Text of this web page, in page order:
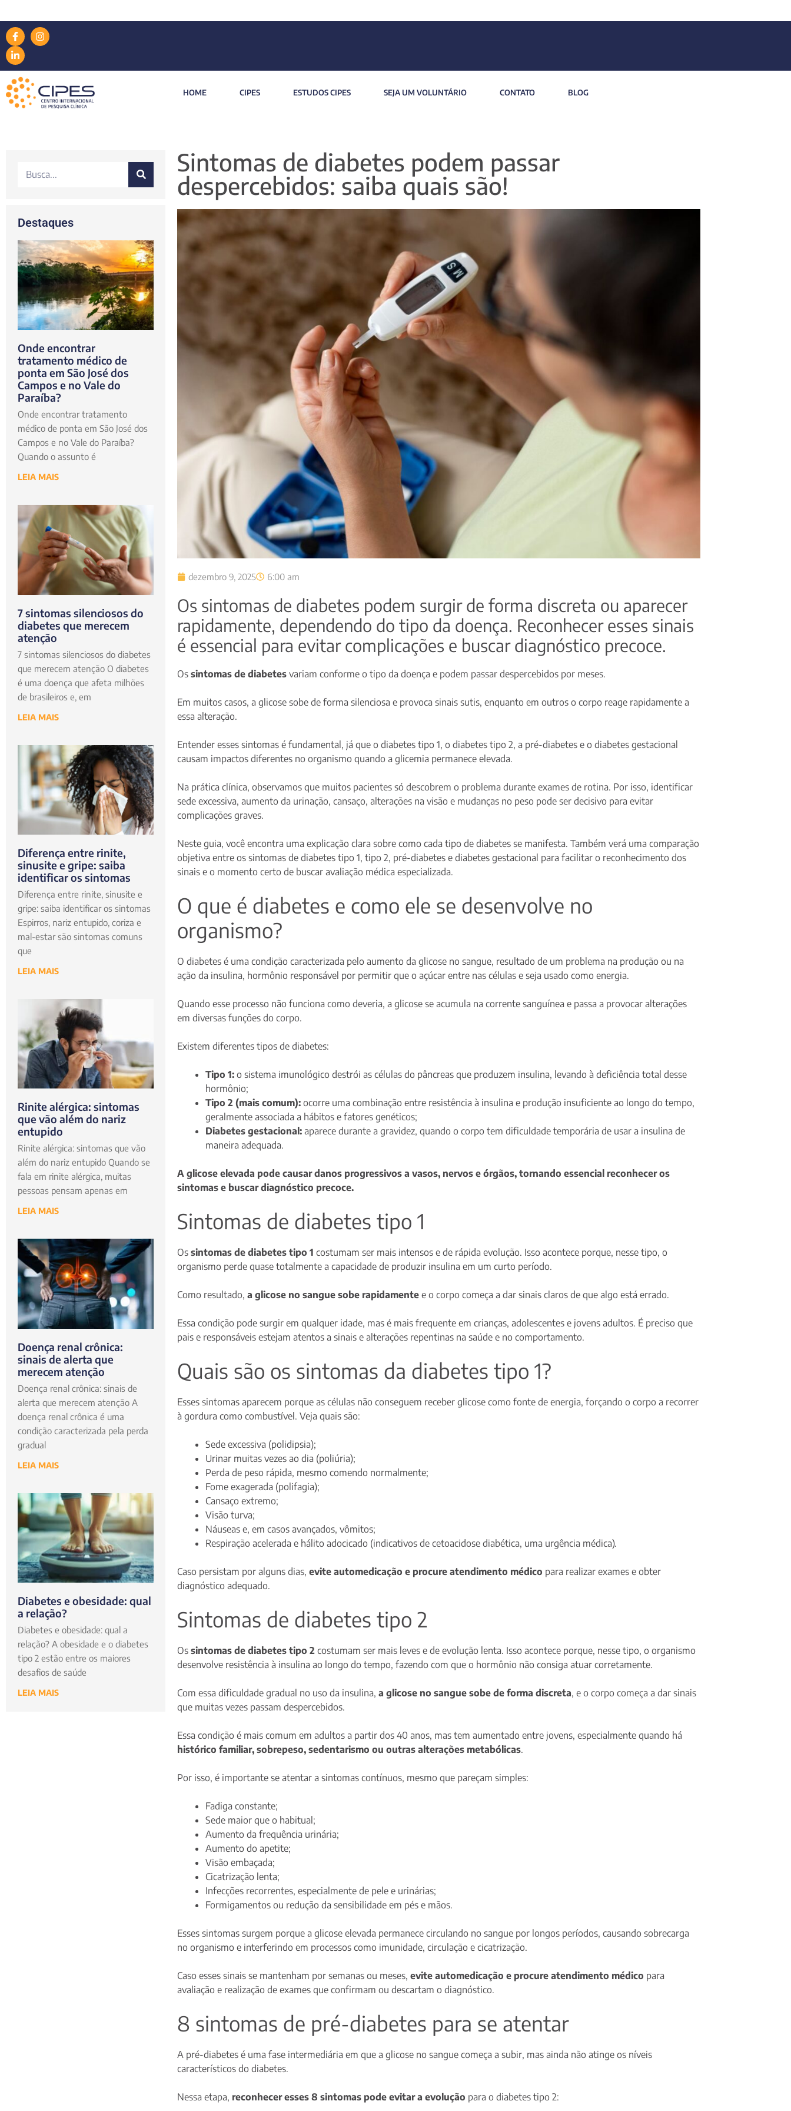
HOME CIPES ESTUDOS CIPES SEJA UM VOLUNTÁRIO CONTATO BLOG
Destaques
Onde encontrar
tratamento médico de
ponta em São José dos
Campos e no Vale do
Paraíba?
Onde encontrar tratamento
médico de ponta em São José dos
Campos e no Vale do Paraíba?
Quando o assunto é
LEIA MAIS
7 sintomas silenciosos do
diabetes que merecem
atenção
7 sintomas silenciosos do diabetes
que merecem atenção O diabetes
é uma doença que afeta milhões
de brasileiros e, em
LEIA MAIS
Diferença entre rinite,
sinusite e gripe: saiba
identificar os sintomas
Diferença entre rinite, sinusite e
gripe: saiba identificar os sintomas
Espirros, nariz entupido, coriza e
mal-estar são sintomas comuns
que
LEIA MAIS
Rinite alérgica: sintomas
que vão além do nariz
entupido
Rinite alérgica: sintomas que vão
além do nariz entupido Quando se
fala em rinite alérgica, muitas
pessoas pensam apenas em
LEIA MAIS
Doença renal crônica:
sinais de alerta que
merecem atenção
Doença renal crônica: sinais de
alerta que merecem atenção A
doença renal crônica é uma
condição caracterizada pela perda
gradual
LEIA MAIS
Diabetes e obesidade: qual
a relação?
Diabetes e obesidade: qual a
relação? A obesidade e o diabetes
tipo 2 estão entre os maiores
desafios de saúde
LEIA MAIS
Sintomas de diabetes podem passar
despercebidos: saiba quais são!
dezembro 9, 2025 6:00 am
Os sintomas de diabetes podem surgir de forma discreta ou aparecer
rapidamente, dependendo do tipo da doença. Reconhecer esses sinais
é essencial para evitar complicações e buscar diagnóstico precoce.
Os sintomas de diabetes variam conforme o tipo da doença e podem passar despercebidos por meses.
Em muitos casos, a glicose sobe de forma silenciosa e provoca sinais sutis, enquanto em outros o corpo reage rapidamente a
essa alteração.
Entender esses sintomas é fundamental, já que o diabetes tipo 1, o diabetes tipo 2, a pré-diabetes e o diabetes gestacional
causam impactos diferentes no organismo quando a glicemia permanece elevada.
Na prática clínica, observamos que muitos pacientes só descobrem o problema durante exames de rotina. Por isso, identificar
sede excessiva, aumento da urinação, cansaço, alterações na visão e mudanças no peso pode ser decisivo para evitar
complicações graves.
Neste guia, você encontra uma explicação clara sobre como cada tipo de diabetes se manifesta. Também verá uma comparação
objetiva entre os sintomas de diabetes tipo 1, tipo 2, pré-diabetes e diabetes gestacional para facilitar o reconhecimento dos
sinais e o momento certo de buscar avaliação médica especializada.
O que é diabetes e como ele se desenvolve no
organismo?
O diabetes é uma condição caracterizada pelo aumento da glicose no sangue, resultado de um problema na produção ou na
ação da insulina, hormônio responsável por permitir que o açúcar entre nas células e seja usado como energia.
Quando esse processo não funciona como deveria, a glicose se acumula na corrente sanguínea e passa a provocar alterações
em diversas funções do corpo.
Existem diferentes tipos de diabetes:
Tipo 1: o sistema imunológico destrói as células do pâncreas que produzem insulina, levando à deficiência total desse
hormônio;
Tipo 2 (mais comum): ocorre uma combinação entre resistência à insulina e produção insuficiente ao longo do tempo,
geralmente associada a hábitos e fatores genéticos;
Diabetes gestacional: aparece durante a gravidez, quando o corpo tem dificuldade temporária de usar a insulina de
maneira adequada.
A glicose elevada pode causar danos progressivos a vasos, nervos e órgãos, tornando essencial reconhecer os
sintomas e buscar diagnóstico precoce.
Sintomas de diabetes tipo 1
Os sintomas de diabetes tipo 1 costumam ser mais intensos e de rápida evolução. Isso acontece porque, nesse tipo, o
organismo perde quase totalmente a capacidade de produzir insulina em um curto período.
Como resultado, a glicose no sangue sobe rapidamente e o corpo começa a dar sinais claros de que algo está errado.
Essa condição pode surgir em qualquer idade, mas é mais frequente em crianças, adolescentes e jovens adultos. É preciso que
pais e responsáveis estejam atentos a sinais e alterações repentinas na saúde e no comportamento.
Quais são os sintomas da diabetes tipo 1?
Esses sintomas aparecem porque as células não conseguem receber glicose como fonte de energia, forçando o corpo a recorrer
à gordura como combustível. Veja quais são:
Sede excessiva (polidipsia);
Urinar muitas vezes ao dia (poliúria);
Perda de peso rápida, mesmo comendo normalmente;
Fome exagerada (polifagia);
Cansaço extremo;
Visão turva;
Náuseas e, em casos avançados, vômitos;
Respiração acelerada e hálito adocicado (indicativos de cetoacidose diabética, uma urgência médica).
Caso persistam por alguns dias, evite automedicação e procure atendimento médico para realizar exames e obter
diagnóstico adequado.
Sintomas de diabetes tipo 2
Os sintomas de diabetes tipo 2 costumam ser mais leves e de evolução lenta. Isso acontece porque, nesse tipo, o organismo
desenvolve resistência à insulina ao longo do tempo, fazendo com que o hormônio não consiga atuar corretamente.
Com essa dificuldade gradual no uso da insulina, a glicose no sangue sobe de forma discreta, e o corpo começa a dar sinais
que muitas vezes passam despercebidos.
Essa condição é mais comum em adultos a partir dos 40 anos, mas tem aumentado entre jovens, especialmente quando há
histórico familiar, sobrepeso, sedentarismo ou outras alterações metabólicas.
Por isso, é importante se atentar a sintomas contínuos, mesmo que pareçam simples:
Fadiga constante;
Sede maior que o habitual;
Aumento da frequência urinária;
Aumento do apetite;
Visão embaçada;
Cicatrização lenta;
Infecções recorrentes, especialmente de pele e urinárias;
Formigamentos ou redução da sensibilidade em pés e mãos.
Esses sintomas surgem porque a glicose elevada permanece circulando no sangue por longos períodos, causando sobrecarga
no organismo e interferindo em processos como imunidade, circulação e cicatrização.
Caso esses sinais se mantenham por semanas ou meses, evite automedicação e procure atendimento médico para
avaliação e realização de exames que confirmam ou descartam o diagnóstico.
8 sintomas de pré-diabetes para se atentar
A pré-diabetes é uma fase intermediária em que a glicose no sangue começa a subir, mas ainda não atinge os níveis
característicos do diabetes.
Nessa etapa, reconhecer esses 8 sintomas pode evitar a evolução para o diabetes tipo 2: